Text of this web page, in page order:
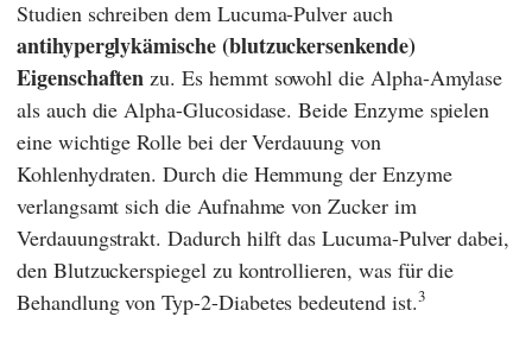
Studien schreiben dem Lucuma-Pulver auch
antihyperglykämische (blutzuckersenkende)
Eigenschaften zu. Es hemmt sowohl die Alpha-Amylase
als auch die Alpha-Glucosidase. Beide Enzyme spielen
eine wichtige Rolle bei der Verdauung von
Kohlenhydraten. Durch die Hemmung der Enzyme
verlangsamt sich die Aufnahme von Zucker im
Verdauungstrakt. Dadurch hilft das Lucuma-Pulver dabei,
den Blutzuckerspiegel zu kontrollieren, was für die
Behandlung von Typ-2-Diabetes bedeutend ist.3